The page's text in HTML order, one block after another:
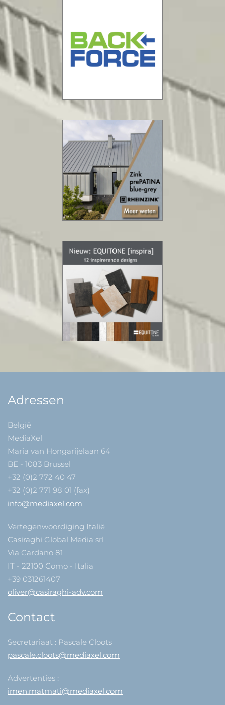
Adressen
België
MediaXel
Maria van Hongarijelaan 64
BE - 1083 Brussel
+32 (0)2 772 40 47
+32 (0)2 771 98 01 (fax)
info@mediaxel.com
Vertegenwoordiging Italië
Casiraghi Global Media srl
Via Cardano 81
IT - 22100 Como - Italia
+39 031261407
oliver@casiraghi-adv.com
Contact
Secretariaat : Pascale Cloots
pascale.cloots@mediaxel.com
Advertenties :
imen.matmati@mediaxel.com